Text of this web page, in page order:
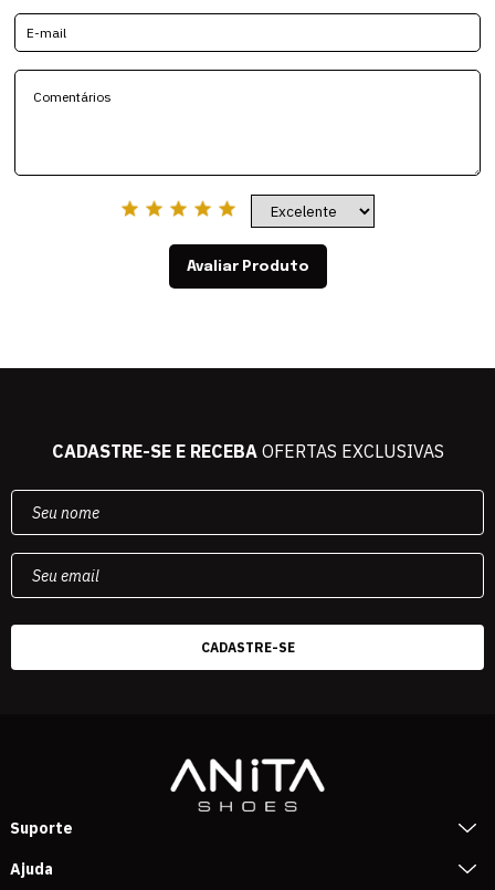
Avaliar Produto
CADASTRE-SE E RECEBAOFERTAS EXCLUSIVAS
Suporte
Ajuda